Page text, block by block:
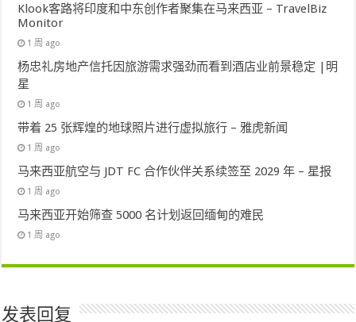
Klook客路将印度和中东创作者聚集在马来西亚 – TravelBiz
Monitor
1 周 ago
杨忠礼房地产信托因旅游需求强劲而看到酒店业前景稳定 |明
星
1 周 ago
带着 25 张辉煌的地球照片进行虚拟旅行 – 雅虎新闻
1 周 ago
马来西亚航空与 JDT FC 合作伙伴关系续签至 2029 年 – 星报
1 周 ago
马来西亚开始筛查 5000 名计划返回缅甸的难民
1 周 ago
发表回复